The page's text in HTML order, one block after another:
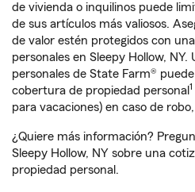
de vivienda o inquilinos puede
de sus artículos más valiosos.
de valor estén protegidos con
personales en Sleepy Hollow,
personales de State Farm®
cobertura de propiedad personal 1
para vacaciones) en caso de
¿Quiere más información?
Sleepy Hollow, NY sobre una
propiedad personal.